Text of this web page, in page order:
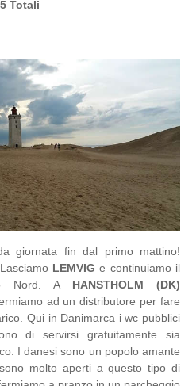
Totali
giornata fin dal primo mattino!
LEMVIG e continuiamo il
Nord. AHANSTHOLM (DK)
ad un distributore per fare
Qui in Danimarca i wc pubblici
di servirsi gratuitamente sia
I danesi sono un popolo amante
molto aperti a questo tipo di